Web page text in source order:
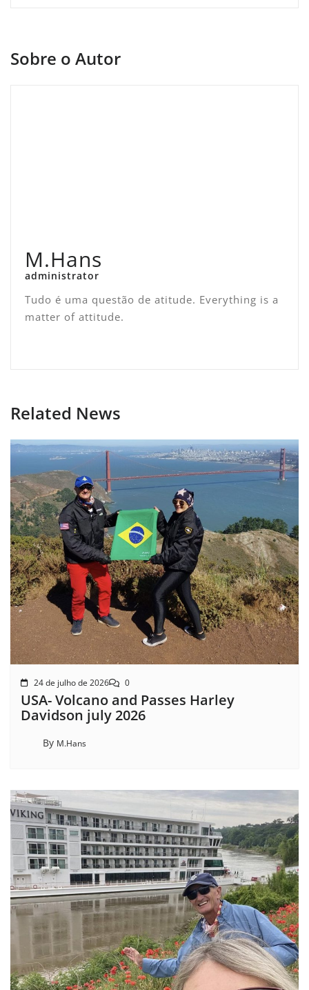
Sobre o Autor
M.Hans
administrator
Tudo é uma questão de atitude. Everything is a
matter of attitude.
Related News
24 de julho de 2026 0
USA- Volcano and Passes Harley
Davidson july 2026
By M.Hans